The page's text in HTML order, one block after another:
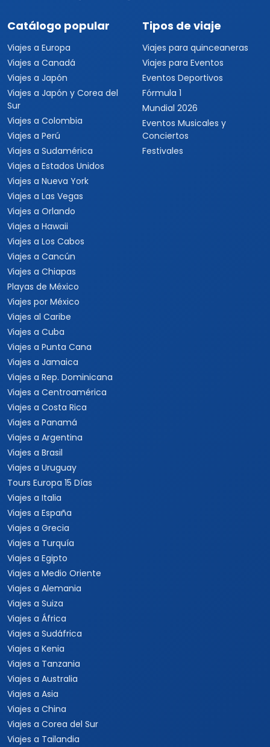
Viajar es para todos
Catálogo popular
Viajes a Europa
Viajes a Canadá
Viajes a Japón
Viajes a Japón y Corea del
Sur
Viajes a Colombia
Viajes a Perú
Viajes a Sudamérica
Viajes a Estados Unidos
Viajes a Nueva York
Viajes a Las Vegas
Viajes a Orlando
Viajes a Hawaii
Viajes a Los Cabos
Viajes a Cancún
Viajes a Chiapas
Playas de México
Viajes por México
Viajes al Caribe
Viajes a Cuba
Viajes a Punta Cana
Viajes a Jamaica
Viajes a Rep. Dominicana
Viajes a Centroamérica
Viajes a Costa Rica
Viajes a Panamá
Viajes a Argentina
Viajes a Brasil
Viajes a Uruguay
Tours Europa 15 Días
Viajes a Italia
Viajes a España
Viajes a Grecia
Viajes a Turquía
Viajes a Egipto
Viajes a Medio Oriente
Viajes a Alemania
Viajes a Suiza
Viajes a África
Viajes a Sudáfrica
Viajes a Kenia
Tipos de viaje
Viajes para quinceaneras
Viajes para Eventos